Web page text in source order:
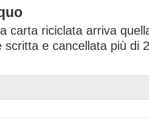
carta riciclata arriva
scritta e cancellata più di